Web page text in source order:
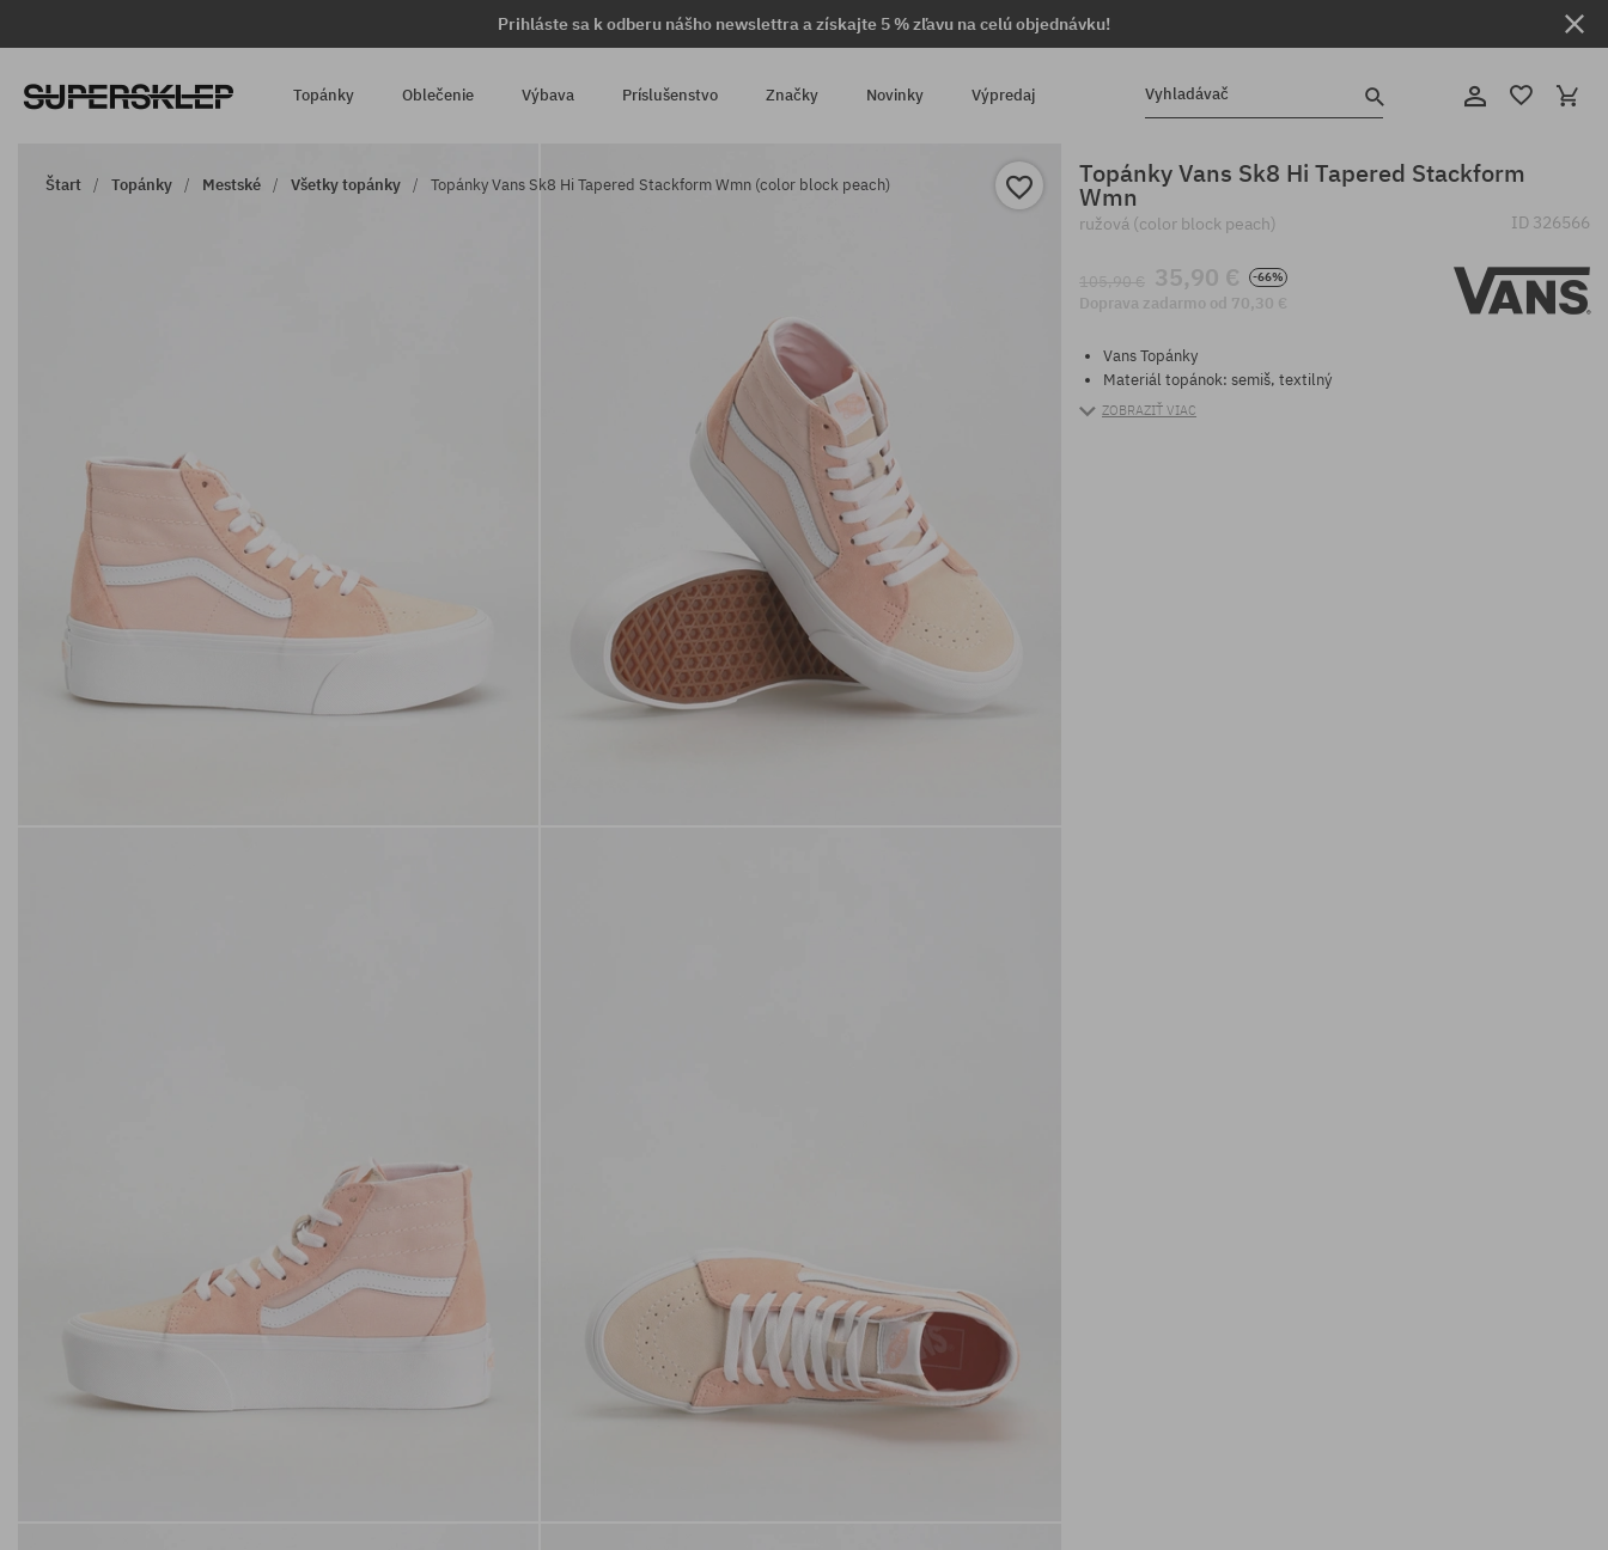
Prihláste sa k odberu nášho newslettra a získajte 5 % zľavu na celú objednávku!
Topánky Oblečenie Výbava Príslušenstvo Značky Novinky Výpredaj Vyhladávač
Štart Topánky Mestské Všetky topánky Topánky Vans Sk8 Hi Tapered Stackform Wmn (color block peach) Topánky Vans Sk8 Hi Tapered Stackform
Wmn
ružová (color block peach) ID 326566
105,90 € 35,90 € -66%
Doprava zadarmo od 70,30 €
Vans Topánky
Materiál topánok: semiš, textilný
ZOBRAZIŤ VIAC